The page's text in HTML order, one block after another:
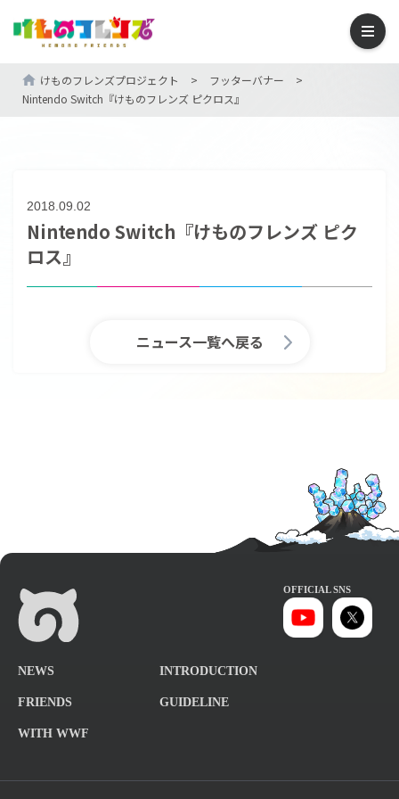
けものフレンズプロジェクト > フッターバナー
>
Nintendo Switch『けものフレンズ ピクロス』
2018.09.02
Nintendo Switch『けものフレンズ ピク
ロス』
ニュース一覧へ戻る
OFFICIAL SNS
NEWS INTRODUCTION
FRIENDS GUIDELINE
WITH WWF